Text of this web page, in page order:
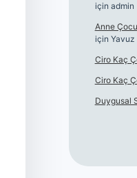
için admin
Anne
için Yavuz
Ciro Kaç
Ciro Kaç
Duygusal